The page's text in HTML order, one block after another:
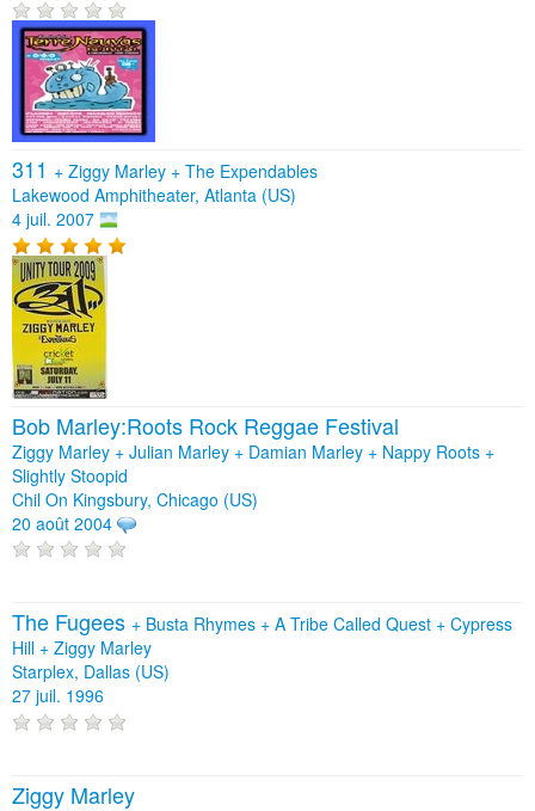
311 + Ziggy Marley + The Expendables
Lakewood Amphitheater, Atlanta (US)
4 juil. 2007
Bob Marley:Roots Rock Reggae Festival
Ziggy Marley + Julian Marley + Damian Marley + Nappy Roots +
Slightly Stoopid
Chil On Kingsbury, Chicago (US)
20 août 2004
The Fugees + Busta Rhymes + A Tribe Called Quest + Cypress
Hill + Ziggy Marley
Starplex, Dallas (US)
27 juil. 1996
Ziggy Marley